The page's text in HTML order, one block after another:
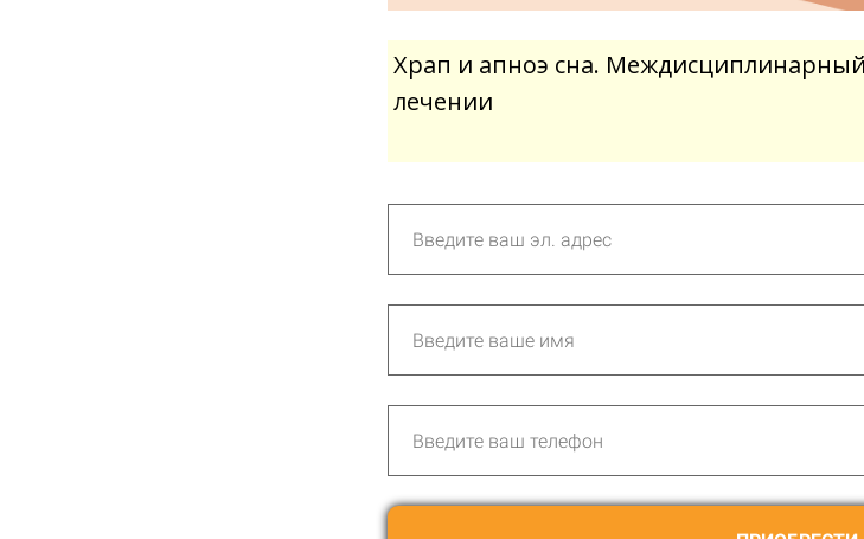
Храп и апноэ сна.
лечении